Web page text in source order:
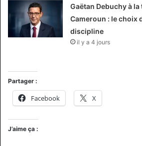
Gaëtan Debuchy à la
Cameroun : le choix
discipline
il y a 4 jours
Partager :
Facebook X
J’aime ça :